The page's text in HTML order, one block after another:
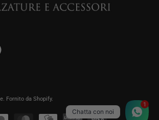
. Fornito da Shopify.
Chatta con noi
1